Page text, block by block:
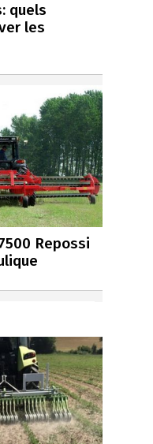
quels
les
Repossi